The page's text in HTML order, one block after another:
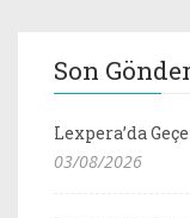
Son
Lexpera’da
03/08/2026